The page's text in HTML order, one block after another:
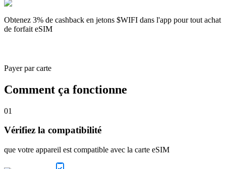
Obtenez 3% de cashback en jetons $WIFI dans l'app pour tout achat
de forfait eSIM
Payer par carte
Comment ça fonctionne
01
Vérifiez la compatibilité
que votre appareil est compatible avec la carte eSIM